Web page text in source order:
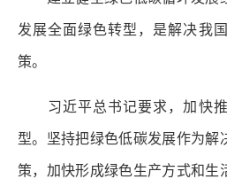
发展全面绿色转型，是解决我
策。
习近平总书记要求，加快推
型。坚持把绿色低碳发展作为解
策，加快形成绿色生产方式和生